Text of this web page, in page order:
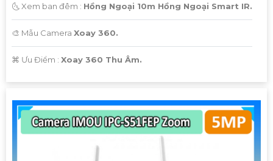
🌜 Xem ban đêm : Hồng Ngoại 10m Hồng Ngoại Smart IR.
🎨 Mẫu Camera Xoay 360.
️⌘ Ưu Điểm : Xoay 360 Thu Âm.